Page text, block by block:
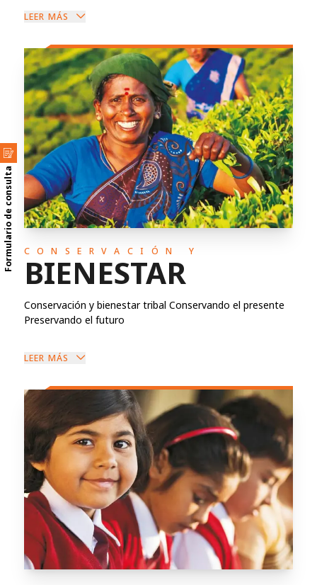
Formulario de consulta
LEER MÁS
CONSERVACIÓN Y
BIENESTAR
Conservación y bienestar tribal Conservando el presente
Preservando el futuro
LEER MÁS